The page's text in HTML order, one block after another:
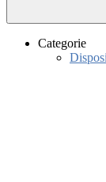
Categorie